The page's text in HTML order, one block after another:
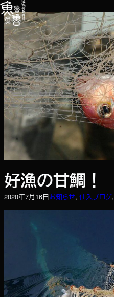
内
容
を
ス
キ
ッ
プ
好漁の甘鯛！
2020年7月16日お知らせ, 仕入ブログ,